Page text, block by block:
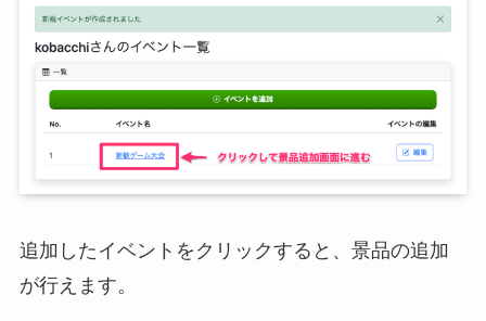
追加したイベントをクリックすると、景品の追加
が行えます。